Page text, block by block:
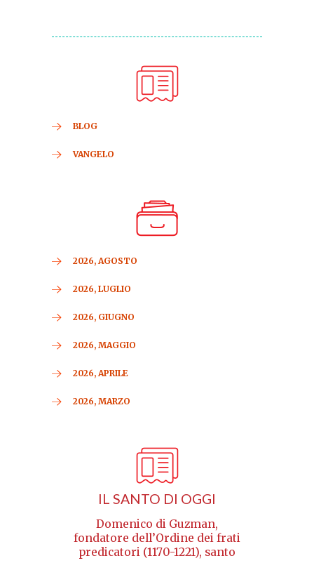
BLOG
VANGELO
2026, AGOSTO
2026, LUGLIO
2026, GIUGNO
2026, MAGGIO
2026, APRILE
2026, MARZO
IL SANTO DI OGGI
Domenico di Guzman,
fondatore dell’Ordine dei frati
predicatori (1170-1221), santo